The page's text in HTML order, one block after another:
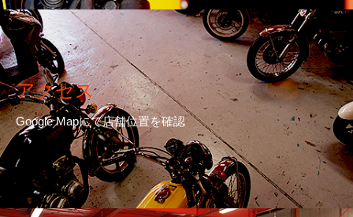
アクセス
Google Mapにて店舗位置を確認